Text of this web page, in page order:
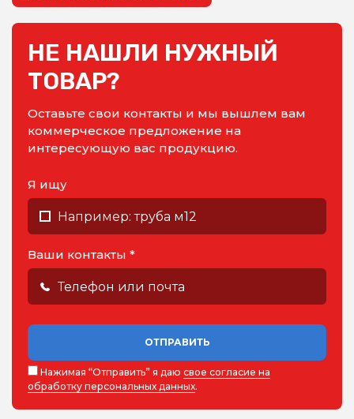
НЕ НАШЛИ НУЖНЫЙ
ТОВАР?
Оставьте свои контакты и мы вышлем вам
коммерческое предложение на
интересующую вас продукцию.
Я ищу
Ваши контакты *
ОТПРАВИТЬ
Нажимая “Отправить” я даю свое согласие на
обработку персональных данных.